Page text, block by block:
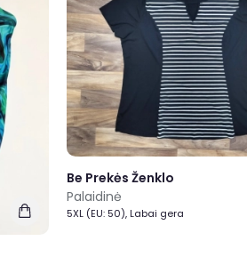
Be Prekės Ženklo
Palaidinė
5XL (EU: 50), Labai gera